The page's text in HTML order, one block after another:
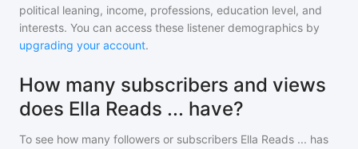
political leaning, income, professions, education level, and
interests. You can access these listener demographics by
upgrading your account.
How many subscribers and views
does Ella Reads ... have?
To see how many followers or subscribers Ella Reads ... has